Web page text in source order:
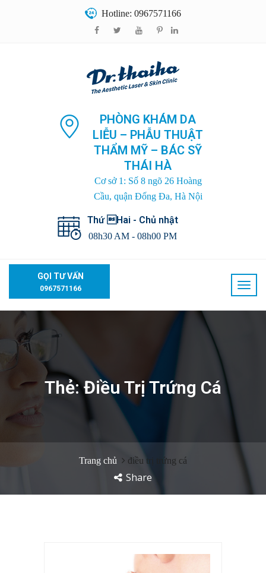
Hotline: 0967571166
PHÒNG KHÁM DA
LIỄU – PHẪU THUẬT
THẨM MỸ – BÁC SỸ
THÁI HÀ
Cơ sở 1: Số 8 ngõ 26 Hoàng
Cầu, quận Đống Đa, Hà Nội
Thứ Hai - Chủ nhật
08h30 AM - 08h00 PM
GỌI TƯ VẤN
0967571166
Thẻ:Điều Trị Trứng Cá
Trang chủ điều trị trứng cá
Share